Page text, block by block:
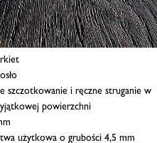
szczotkowanie i ręczne struganie w
powierzchni
użytkowa o grubości 4,5 mm